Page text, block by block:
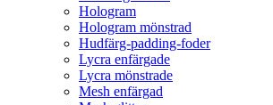
Hologram
Hologram mönstrad
Hudfärg-padding-foder
Lycra enfärgade
Lycra mönstrade
Mesh enfärgad